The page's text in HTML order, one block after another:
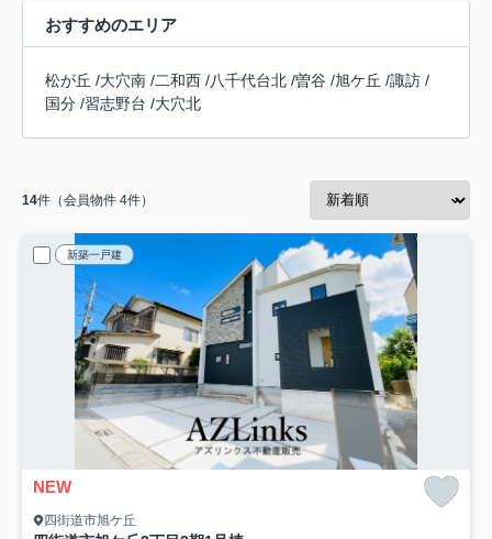
おすすめのエリア
松が丘 /大穴南 /二和西 /八千代台北 /曽谷 /旭ケ丘 /諏訪 /
国分 /習志野台 /大穴北
14件（会員物件 4件）
新築一戸建
NEW
四街道市旭ケ丘